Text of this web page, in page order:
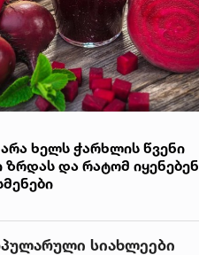
ხელს ჭარხლის წვენი
ზრდას და რატომ იყენებენ
სიახლეები